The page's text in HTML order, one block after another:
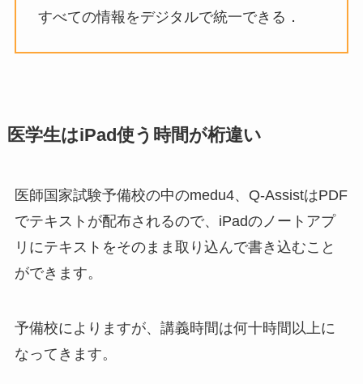
すべての情報をデジタルで統一できる．
医学生はiPad使う時間が桁違い
医師国家試験予備校の中のmedu4、Q-AssistはPDF
でテキストが配布されるので、iPadのノートアプ
リにテキストをそのまま取り込んで書き込むこと
ができます。
予備校によりますが、講義時間は何十時間以上に
なってきます。